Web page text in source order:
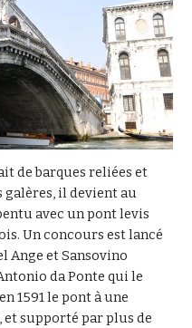
de barques reliées et
galères, il devient au
avec un pont levis
Un concours est lancé
Ange et Sansovino
da Ponte qui le
1591 le pont à une
et supporté par plus de